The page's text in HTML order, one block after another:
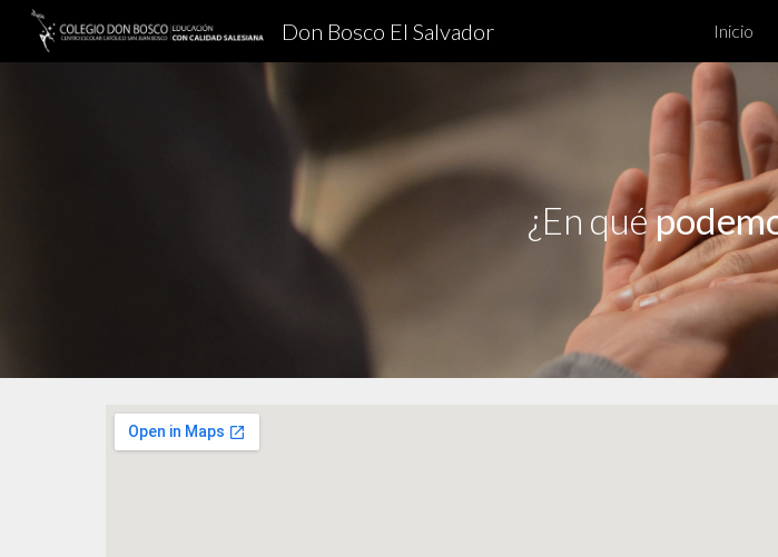
Skip to main content
Don Bosco El Salvador Inicio
¿En qué